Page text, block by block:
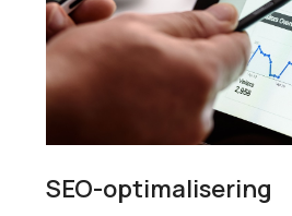
SEO-optimalisering